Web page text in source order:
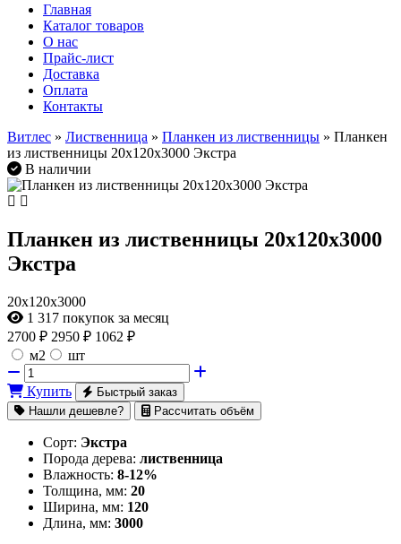
Главная
Каталог товаров
О нас
Прайс-лист
Доставка
Оплата
Контакты
Витлес » Лиственница » Планкен из лиственницы » Планкен
из лиственницы 20х120х3000 Экстра
В наличии
Планкен из лиственницы 20х120х3000
Экстра
20х120х3000
1 317 покупок за месяц
2700 ₽ 2950 ₽ 1062 ₽
м2
шт
Купить
Быстрый заказ
Нашли дешевле?
Рассчитать объём
Сорт: Экстра
Порода дерева: лиственница
Влажность: 8-12%
Толщина, мм: 20
Ширина, мм: 120
Длина, мм: 3000